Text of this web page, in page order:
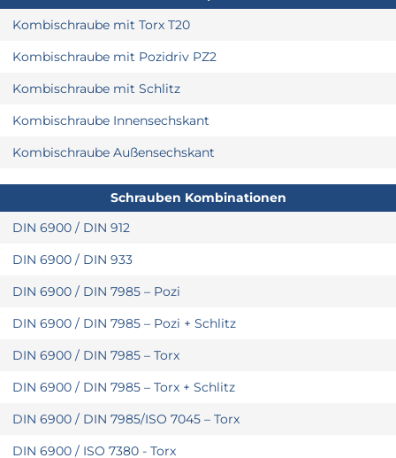
Kombischraube mit Torx T20
Kombischraube mit Pozidriv PZ2
Kombischraube mit Schlitz
Kombischraube Innensechskant
Kombischraube Außensechskant
Schrauben Kombinationen
DIN 6900 / DIN 912
DIN 6900 / DIN 933
DIN 6900 / DIN 7985 – Pozi
DIN 6900 / DIN 7985 – Pozi + Schlitz
DIN 6900 / DIN 7985 – Torx
DIN 6900 / DIN 7985 – Torx + Schlitz
DIN 6900 / DIN 7985/ISO 7045 – Torx
DIN 6900 / ISO 7380 - Torx